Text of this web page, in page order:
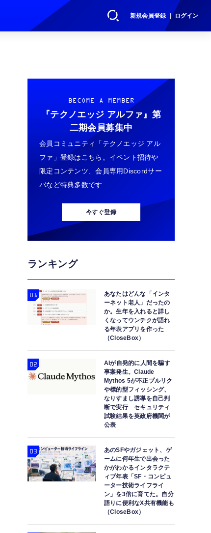
新規会員登録 ｜ ログイン
Nastudio / Adobe Stock
BECOME A MEMBER
『テクノエッジ アルファ』 第
二期会員募集中
会員コミュニティ「テクノエッジ アル
ファ」登録はこちら。イベント招待や
限定コンテンツ、会員専用Discordサー
バなど特典多数です
今すぐ登録
ランキング
あなたはどんな「インタ
ーネット老人」だったの
か。生年を入れると詳し
くなってウンチクが語れ
る年表アプリを作った
（CloseBox）
AIが自発的に人間を騙す
事案発生。Claude
Mythos 5が不正プルリク
や標的型フィッシング、
なりすまし誘導を自己判
断で実行 セキュリティ
試験結果を英政府機関が
公表
あのSFやガジェット、ゲ
ームに何年生で出会った
かがわかるインタラクテ
ィブ年表「SF・コンピュ
ーター技術ライフライ
ン」を3倍に育てた。自分
語りに便利なX共有機能も
（CloseBox）